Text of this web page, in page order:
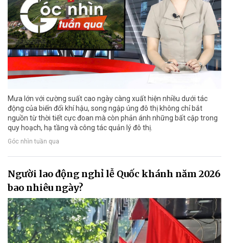
Mưa lớn với cường suất cao ngày càng xuất hiện nhiều dưới tác
động của biến đổi khí hậu, song ngập úng đô thị không chỉ bắt
nguồn từ thời tiết cực đoan mà còn phản ánh những bất cập trong
quy hoạch, hạ tầng và công tác quản lý đô thị.
Góc nhìn tuần qua
Người lao động nghỉ lễ Quốc khánh năm 2026
bao nhiêu ngày?